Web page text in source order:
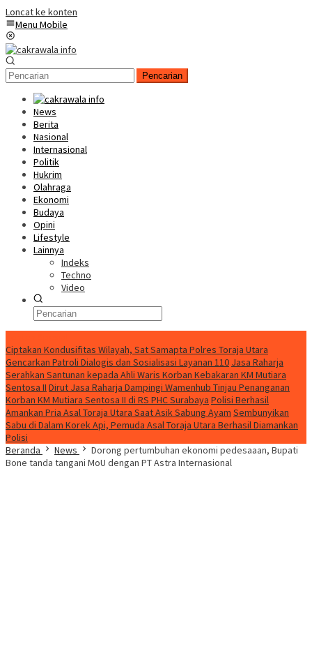
Loncat ke konten
Menu Mobile
Pencarian
News
Berita
Nasional
Internasional
Politik
Hukrim
Olahraga
Ekonomi
Budaya
Opini
Lifestyle
Lainnya
Indeks
Techno
Video
Ciptakan Kondusifitas Wilayah, Sat Samapta Polres Toraja Utara
Gencarkan Patroli Dialogis dan Sosialisasi Layanan 110 Jasa Raharja
Serahkan Santunan kepada Ahli Waris Korban Kebakaran KM Mutiara
Sentosa II Dirut Jasa Raharja Dampingi Wamenhub Tinjau Penanganan
Korban KM Mutiara Sentosa II di RS PHC Surabaya Polisi Berhasil
Amankan Pria Asal Toraja Utara Saat Asik Sabung Ayam Sembunyikan
Sabu di Dalam Korek Api, Pemuda Asal Toraja Utara Berhasil Diamankan
Polisi
Beranda
News
Dorong pertumbuhan ekonomi pedesaaan, Bupati
Bone tanda tangani MoU dengan PT Astra Internasional